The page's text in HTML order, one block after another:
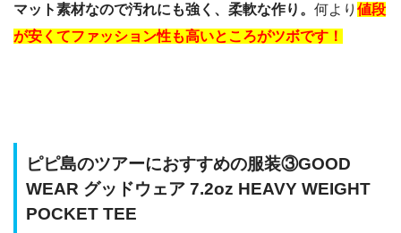
マット素材なので汚れにも強く、柔軟な作り。 何より 値段
が安くてファッション性も高いところがツボです！
ピピ島のツアーにおすすめの服装③GOOD
WEAR グッドウェア 7.2oz HEAVY WEIGHT
POCKET TEE